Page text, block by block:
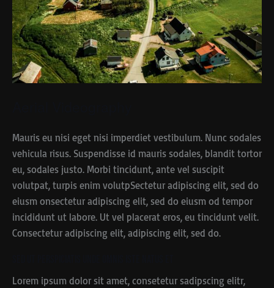
Mauris eu nisi eget nisi imperdiet vestibulum. Nunc sodales
vehicula risus. Suspendisse id mauris sodales, blandit tortor
eu, sodales justo. Morbi tincidunt, ante vel suscipit
volutpat, turpis enim volutpSectetur adipiscing elit, sed do
eiusm onsectetur adipiscing elit, sed do eiusm od tempor
incididunt ut labore. Ut vel placerat eros, eu tincidunt velit.
Consectetur adipiscing elit, adipiscing elit, sed do.
Lorem ipsum dolor sit amet, consetetur sadipscing elitr,